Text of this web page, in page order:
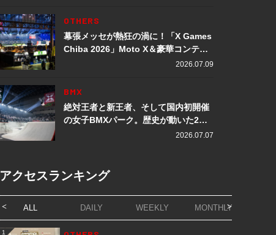
OTHERS
幕張メッセが熱狂の渦に！「X Games
Chiba 2026」Moto X＆豪華コンテン
2026.07.09
BMX
絶対王者と新王者、そして国内初開催
の女子BMXパーク。歴史が動いた2日
2026.07.07
アクセスランキング
ALL DAILY WEEKLY MONTHLY
1